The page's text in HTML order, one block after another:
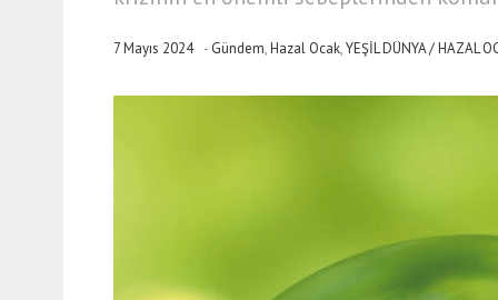
7 Mayıs 2024 - Gündem,Hazal Ocak,YEŞİL DÜNYA / HAZAL